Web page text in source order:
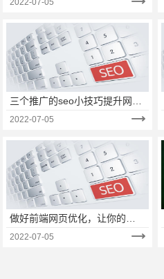
2022-07-05
三个推广的seo小技巧提升网站
排名
2022-07-05
做好前端网页优化，让你的网
站浏览量爆满
2022-07-05